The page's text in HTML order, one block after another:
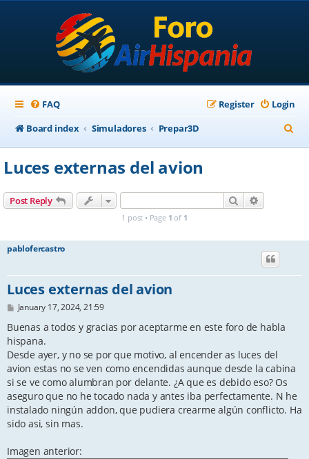
FAQ Login
Register
Board index
Simuladores Prepar3D
e
Luces externas del avion
Post Reply Search
1 post • Page 1 of 1
pablofercastro
Luces externas del avion
P
s
t
January 17, 2024, 21:59
Buenas a todos y gracias por aceptarme en este foro de habla
hispana.
Desde ayer, y no se por que motivo, al encender as luces del
avion estas no se ven como encendidas aunque desde la cabina
si se ve como alumbran por delante. ¿A que es debido eso? Os
aseguro que no he tocado nada y antes iba perfectamente. N he
instalado ningún addon, que pudiera crearme algún conflicto. Ha
sido asi, sin mas.
Imagen anterior: